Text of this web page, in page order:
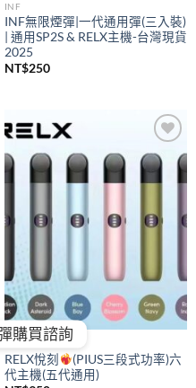
INF
INF無限煙彈|一代通用彈(三入裝)
| 通用SP2S & RELX主機-台灣現貨
2025
NT$250
Add to
wishlist
RELX
RELX悅刻
(PIUS三段式功率)六
代主機(五代通用)
購買諮詢